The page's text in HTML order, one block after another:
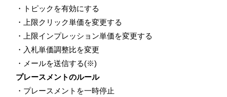
・トピックを有効にする
・上限クリック単価を変更する
・上限インプレッション単価を変更する
・入札単価調整比を変更
・メールを送信する(※)
プレースメントのルール
・プレースメントを一時停止